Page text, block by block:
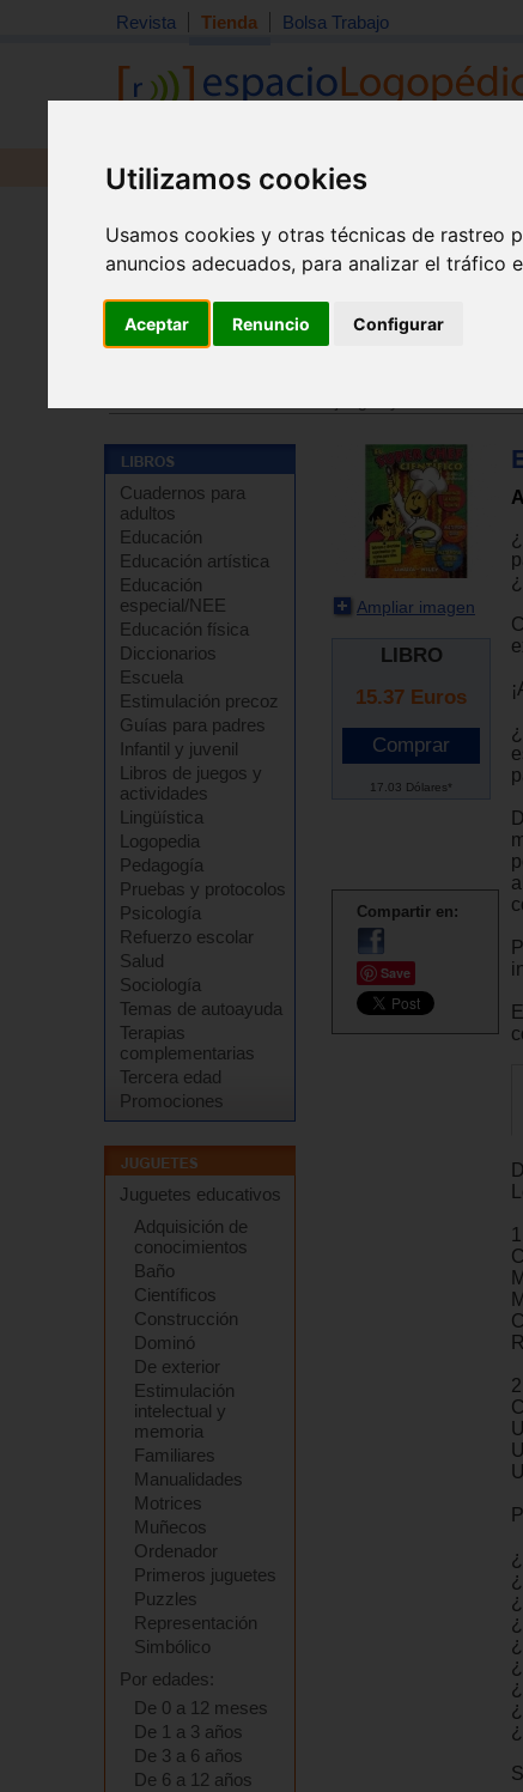
Utilizamos cookies
Usamos cookies y otras técnicas de rastreo
anuncios adecuados, para analizar el tráfico
Aceptar Renuncio Configurar
Revista Tienda Bolsa Trabajo
Revista Libros Material
Cuadernos para
adultos
Educación
Educación artística
Educación
especial/NEE
Educación física
Diccionarios
Escuela
Estimulación precoz
Guías para padres
Infantil y juvenil
Libros de juegos y
actividades
Lingüística
Logopedia
Pedagogía
Pruebas y protocolos
Psicología
Refuerzo escolar
Salud
Sociología
Temas de autoayuda
Terapias
complementarias
Tercera edad
Promociones
Juguetes educativos
Adquisición de
conocimientos
Baño
Científicos
Construcción
Dominó
De exterior
Estimulación
intelectual y
memoria
Familiares
Manualidades
Motrices
Muñecos
Ordenador
Primeros juguetes
Puzzles
Representación
Simbólico
Por edades:
De 0 a 12 meses
De 1 a 3 años
De 3 a 6 años
De 6 a 12 años
Ampliar imagen
LIBRO
15.37 Euros
17.03 Dólares*
Compartir en:
Save